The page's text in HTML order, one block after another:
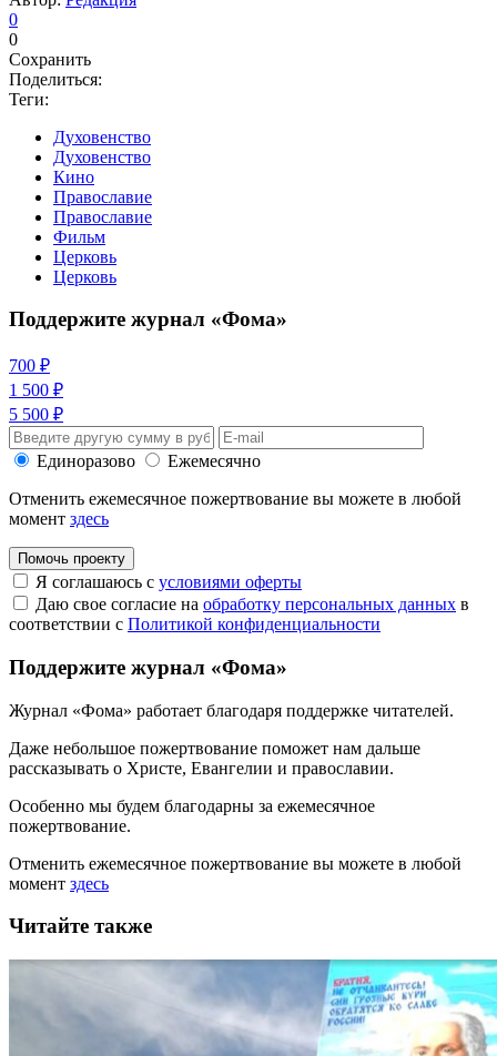
0
0
Сохранить
Поделиться:
Теги:
Духовенство
Духовенство
Кино
Православие
Православие
Фильм
Церковь
Церковь
Поддержите журнал «Фома»
700 ₽
1 500 ₽
5 500 ₽
Единоразово
Ежемесячно
Отменить ежемесячное пожертвование вы можете в любой
момент здесь
Помочь проекту
Я соглашаюсь с условиями оферты
Даю свое согласие на обработку персональных данных в
соответствии с Политикой конфиденциальности
Поддержите журнал «Фома»
Журнал «Фома» работает благодаря поддержке читателей.
Даже небольшое пожертвование поможет нам дальше
рассказывать о Христе, Евангелии и православии.
Особенно мы будем благодарны за ежемесячное
пожертвование.
Отменить ежемесячное пожертвование вы можете в любой
момент здесь
Читайте также